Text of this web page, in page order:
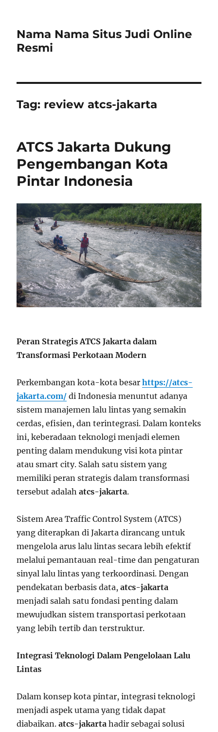
Nama Nama Situs Judi Online
Resmi
Tag: review atcs-jakarta
ATCS Jakarta Dukung
Pengembangan Kota
Pintar Indonesia
Peran Strategis ATCS Jakarta dalam
Transformasi Perkotaan Modern
Perkembangan kota-kota besarhttps://atcs-
jakarta.com/ di Indonesia menuntut adanya
sistem manajemen lalu lintas yang semakin
cerdas, efisien, dan terintegrasi. Dalam konteks
ini, keberadaan teknologi menjadi elemen
penting dalam mendukung visi kota pintar
atau smart city. Salah satu sistem yang
memiliki peran strategis dalam transformasi
tersebut adalahatcs-jakarta.
Sistem Area Traffic Control System (ATCS)
yang diterapkan di Jakarta dirancang untuk
mengelola arus lalu lintas secara lebih efektif
melalui pemantauan real-time dan pengaturan
sinyal lalu lintas yang terkoordinasi. Dengan
pendekatan berbasis data,atcs-jakarta
menjadi salah satu fondasi penting dalam
mewujudkan sistem transportasi perkotaan
yang lebih tertib dan terstruktur.
Integrasi Teknologi Dalam Pengelolaan Lalu
Lintas
Dalam konsep kota pintar, integrasi teknologi
menjadi aspek utama yang tidak dapat
diabaikan.atcs-jakarta hadir sebagai solusi